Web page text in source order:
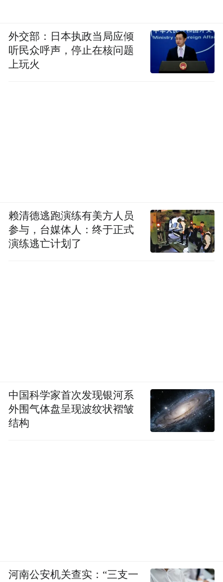
外交部：日本执政当局应倾
听民众呼声，停止在核问题
上玩火
赖清德逃跑演练有美方人员
参与，台媒体人：终于正式
演练逃亡计划了
中国科学家首次发现银河系
外围气体盘呈现波纹状褶皱
结构
河南公安机关查实：“三支一